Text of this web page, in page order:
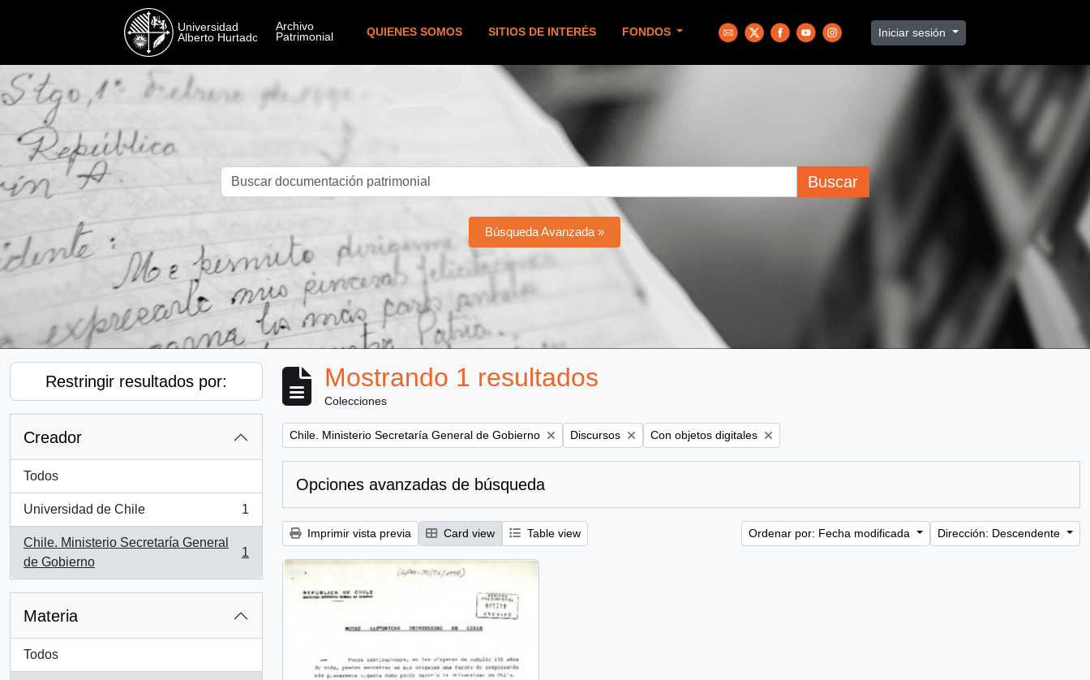
QUIENES SOMOS SITIOS DE INTERÉS FONDOS Iniciar sesión
Buscar
Búsqueda Avanzada »
Restringir resultados por:
Creador
Todos
Universidad de Chile
, 1 resultados
1
Chile. Ministerio Secretaría General
de Gobierno
, 1 resultados
1
Materia
Todos
Mostrando 1 resultados
Colecciones
Remove filter:
Chile. Ministerio Secretaría General de Gobierno Remove filter:
Discursos Remove filter:
Con objetos digitales
Opciones avanzadas de búsqueda
Imprimir vista previa Card view Table view Ordenar por: Fecha modificada Dirección: Descendente